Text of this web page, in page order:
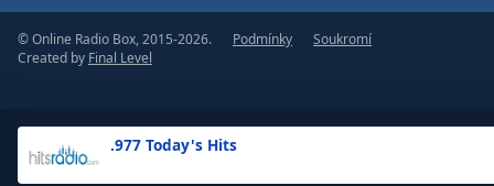
Opacity
Background
.977 Today's Hits
© Online Radio Box, 2015-2026.
Created by Final Level
Podmínky Soukromí